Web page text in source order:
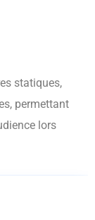
statiques,
permettant
lors